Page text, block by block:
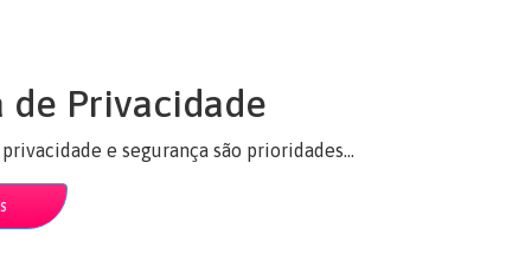
de Privacidade
privacidade e segurança são prioridades...